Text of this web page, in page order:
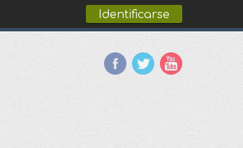
Identificarse